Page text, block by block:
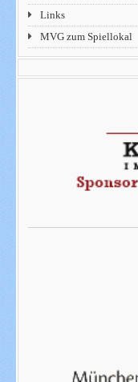
Links
MVG zum Spiellokal